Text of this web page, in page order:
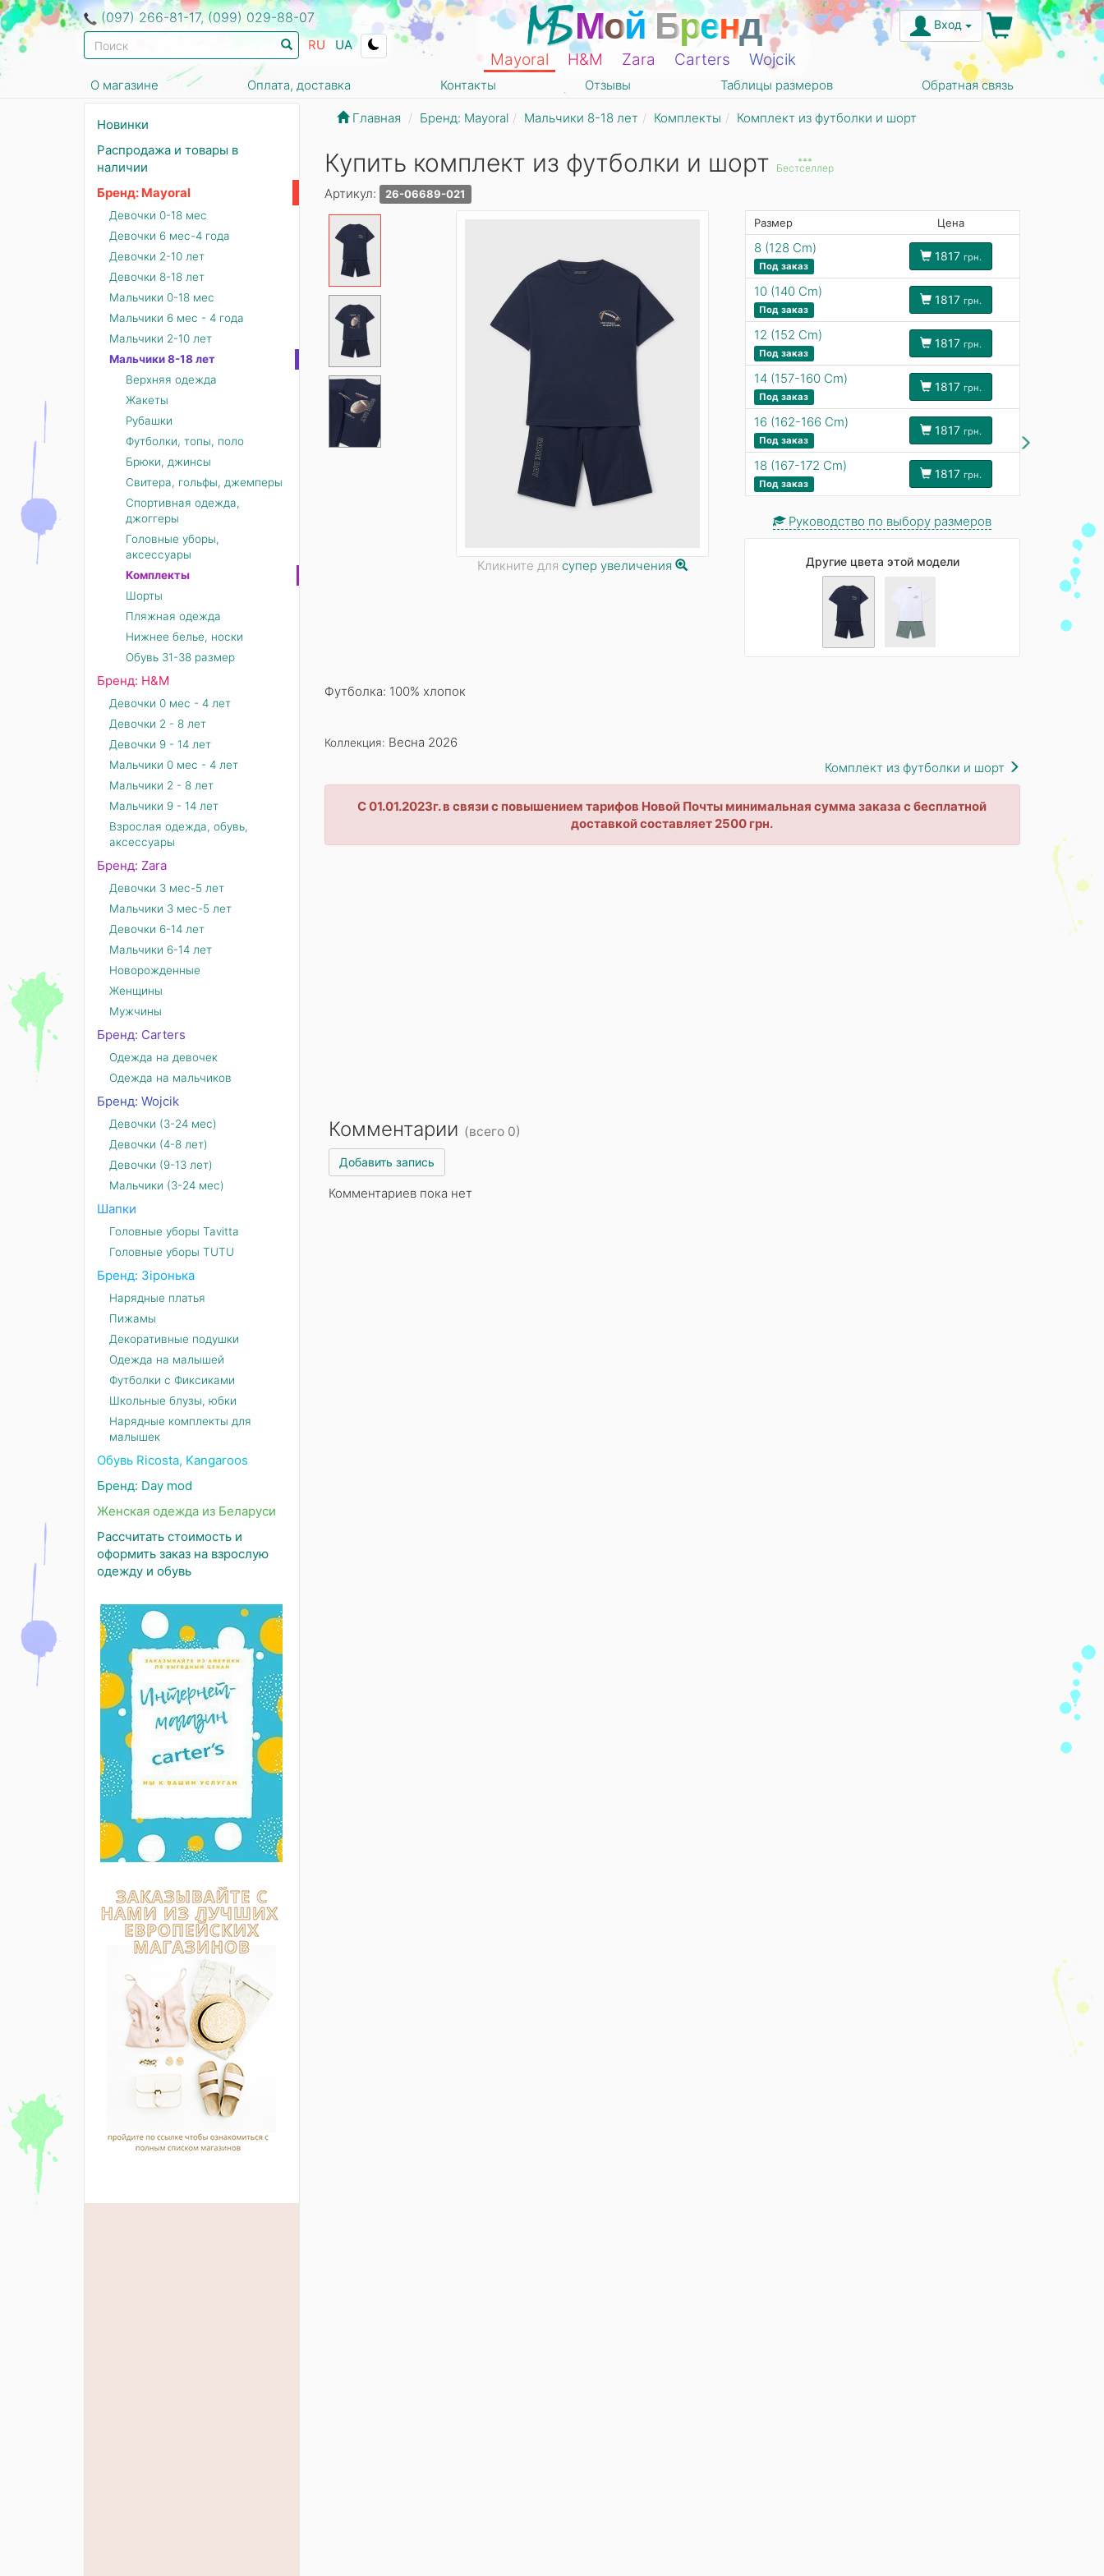
(097) 266-81-17, (099) 029-88-07
RU UA Мой Бренд
Mayoral Н&М Zara Carters Wojcik
Вход
О магазине Оплата, доставка Контакты Отзывы Таблицы размеров Обратная связь
Главная Бренд: Mayoral Мальчики 8-18 лет Комплекты Комплект из футболки и шорт
Купить комплект из футболки и шорт ***
Бестселлер
Артикул: 26-06689-021
Кликните для супер увеличения
Размер Цена
8 (128 Cm)
Под заказ
1817 грн.
10 (140 Cm)
Под заказ
1817 грн.
12 (152 Cm)
Под заказ
1817 грн.
14 (157-160 Cm)
Под заказ
1817 грн.
16 (162-166 Cm)
Под заказ
1817 грн.
18 (167-172 Cm)
Под заказ
1817 грн.
Руководство по выбору размеров
Другие цвета этой модели
Футболка: 100% хлопок
Коллекция: Весна 2026
Комплект из футболки и шорт
С 01.01.2023г. в связи с повышением тарифов Новой Почты минимальная сумма заказа с бесплатной
доставкой составляет 2500 грн.
Комментарии (всего 0)
Добавить запись
Комментариев пока нет
Новинки
Распродажа и товары в
наличии
Бренд: Mayoral
Девочки 0-18 мес
Девочки 6 мес-4 года
Девочки 2-10 лет
Девочки 8-18 лет
Мальчики 0-18 мес
Мальчики 6 мес - 4 года
Мальчики 2-10 лет
Мальчики 8-18 лет
Верхняя одежда
Жакеты
Рубашки
Футболки, топы, поло
Брюки, джинсы
Свитера, гольфы, джемперы
Спортивная одежда,
джоггеры
Головные уборы,
аксессуары
Комплекты
Шорты
Пляжная одежда
Нижнее белье, носки
Обувь 31-38 размер
Бренд: Н&М
Девочки 0 мес - 4 лет
Девочки 2 - 8 лет
Девочки 9 - 14 лет
Мальчики 0 мес - 4 лет
Мальчики 2 - 8 лет
Мальчики 9 - 14 лет
Взрослая одежда, обувь,
аксессуары
Бренд: Zara
Девочки 3 мес-5 лет
Мальчики 3 мес-5 лет
Девочки 6-14 лет
Мальчики 6-14 лет
Новорожденные
Женщины
Мужчины
Бренд: Carters
Одежда на девочек
Одежда на мальчиков
Бренд: Wojcik
Девочки (3-24 мес)
Девочки (4-8 лет)
Девочки (9-13 лет)
Мальчики (3-24 мес)
Шапки
Головные уборы Tavitta
Головные уборы TUTU
Бренд: Зіронька
Нарядные платья
Пижамы
Декоративные подушки
Одежда на малышей
Футболки с Фиксиками
Школьные блузы, юбки
Нарядные комплекты для
малышек
Обувь Ricosta, Kangaroos
Бренд: Day mod
Женская одежда из Беларуси
Рассчитать стоимость и
оформить заказ на взрослую
одежду и обувь